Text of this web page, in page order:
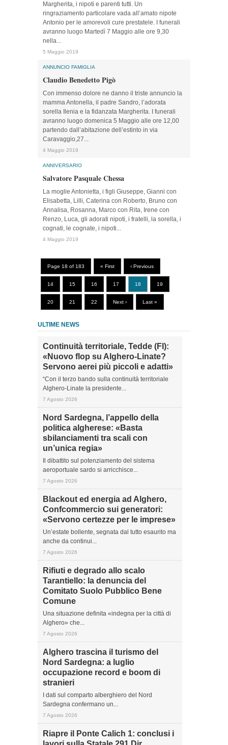
Margherita, i nipoti e parenti tutti. Un
ringraziamento particolare vada all’amato nipote
Antonio per le amorevoli cure prestatele. I funerali
avranno luogo Martedì 7 Maggio alle ore 9,30
nella...
5 Maggio 2019
ANNUNCIO FAMIGLIA
Claudio Benedetto Pigò
Con immenso dolore ne danno il triste annuncio la
mamma Antonella, il padre Sandro, l’adorata
sorella Ilenia e la fidanzata Margherita. I funerali
avranno luogo domenica 5 Maggio alle ore 12,00
partendo dall’abitazione dell’estinto in via
Caravaggio,27...
4 Maggio 2019
ANNIVERSARIO
Salvatore Pasquale Chessa
La moglie Antonietta, i figli Giuseppe, Gianni con
Elisabetta, Lilli, Caterina con Roberto, Bruno con
Annalisa, Rosanna, Marco con Rita, Irene con
Renzo, Luca, gli adorati nipoti, i fratelli, la sorella, i
cognati, le cognate, i nipoti...
4 Maggio 2019
Page 18 of 183 « First ‹ Previous
14 15 16 17 18 19
20 21 22 Next › Last »
ULTIME NEWS
Continuità territoriale, Tedde (FI):
«Nuovo flop su Alghero-Linate?
Servono aerei più piccoli e adatti»
“Con il terzo bando sulla continuità territoriale
Alghero-Linate la presidente...
7 Agosto 2026
Nord Sardegna, l’appello della
politica algherese: «Basta
sbilanciamenti tra scali con
un’unica regia»
Il dibattito sul potenziamento del sistema
aeroportuale sardo si arricchisce...
7 Agosto 2026
Blackout ed energia ad Alghero,
Confcommercio sui generatori:
«Servono certezze per le imprese»
Un’estate bollente, segnata dal tutto esaurito ma
anche da continui...
7 Agosto 2026
Rifiuti e degrado allo scalo
Tarantiello: la denuncia del
Comitato Suolo Pubblico Bene
Comune
Una situazione definita «indegna per la città di
Alghero» che...
7 Agosto 2026
Alghero trascina il turismo del
Nord Sardegna: a luglio
occupazione record e boom di
stranieri
I dati sul comparto alberghiero del Nord
Sardegna confermano un...
7 Agosto 2026
Riapre il Ponte Calich 1: conclusi i